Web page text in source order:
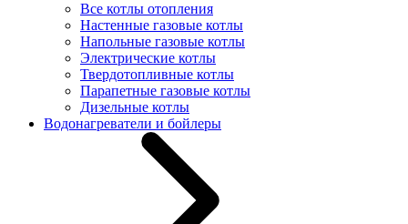
Все котлы отопления
Настенные газовые котлы
Напольные газовые котлы
Электрические котлы
Твердотопливные котлы
Парапетные газовые котлы
Дизельные котлы
Водонагреватели и бойлеры